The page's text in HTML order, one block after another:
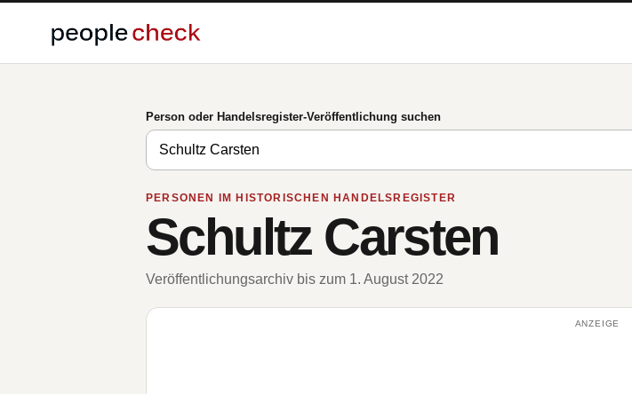
Person oder Handelsregister-Veröffentlichung suchen
PERSONEN IM HISTORISCHEN HANDELSREGISTER
Schultz Carsten
Veröffentlichungsarchiv bis zum 1. August 2022
ANZEIGE